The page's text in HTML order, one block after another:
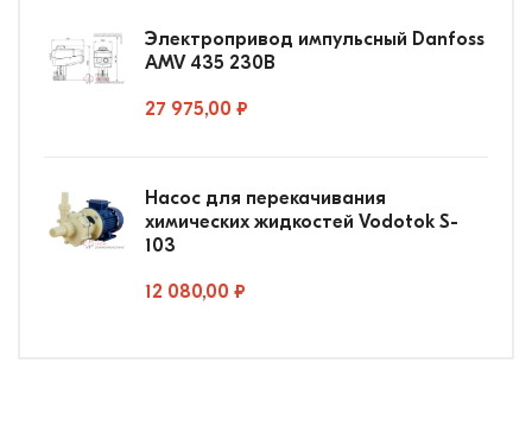
Электропривод импульсный Danfoss
AMV 435 230В
27 975,00 ₽
Насос для перекачивания
химических жидкостей Vodotok S-
103
12 080,00 ₽